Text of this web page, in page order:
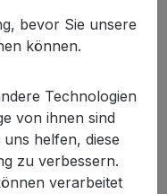
150g
bevor Sie unsere
können.
Technologien
von ihnen sind
helfen, diese
zu verbessern.
verarbeitet